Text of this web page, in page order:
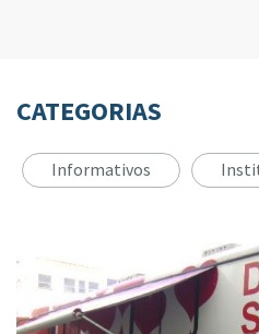
CATEGORIAS
Informativos